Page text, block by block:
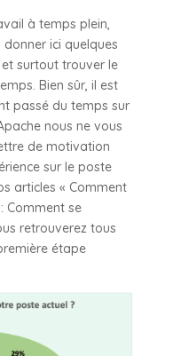
à temps plein,
ici quelques
surtout trouver le
Bien sûr, il est
passé du temps sur
nous ne vous
de motivation
sur le poste
articles « Comment
Comment se
retrouverez tous
étape